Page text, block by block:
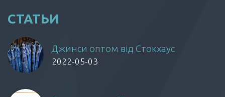
СТАТЬИ
Джинси оптом від Стокхаус
2022-05-03